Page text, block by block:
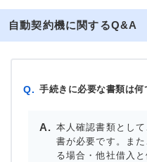
自動契約機に関するQ&A
Q. 手続きに必要な書類は何
本人確認書類とし
書が必要です。ま
る場合・他社借入